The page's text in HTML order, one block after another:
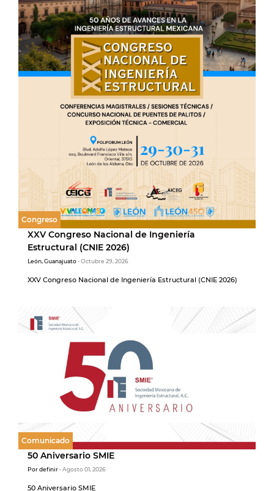
Congreso
XXV Congreso Nacional de Ingeniería
Estructural (CNIE 2026)
León, Guanajuato- Octubre 29, 2026
XXV Congreso Nacional de Ingeniería Estructural (CNIE 2026)
Comunicado
50 Aniversario SMIE
Por definir- Agosto 01, 2026
50 Aniversario SMIE